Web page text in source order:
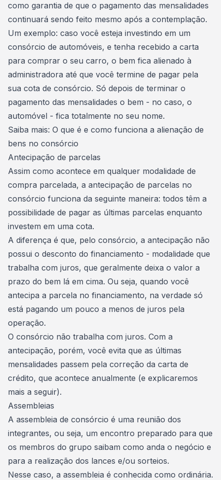
como garantia de que o pagamento das mensalidades
continuará sendo feito mesmo após a contemplação.
Um exemplo: caso você esteja investindo em um
consórcio de automóveis, e tenha recebido a carta
para comprar o seu carro, o bem fica alienado à
administradora até que você termine de pagar pela
sua cota de consórcio. Só depois de terminar o
pagamento das mensalidades o bem - no caso, o
automóvel - fica totalmente no seu nome.
Saiba mais: O que é e como funciona a alienação de
bens no consórcio
Antecipação de parcelas
Assim como acontece em qualquer modalidade de
compra parcelada, a antecipação de parcelas no
consórcio funciona da seguinte maneira: todos têm a
possibilidade de pagar as últimas parcelas enquanto
investem em uma cota.
A diferença é que, pelo consórcio, a antecipação não
possui o desconto do financiamento - modalidade que
trabalha com juros, que geralmente deixa o valor a
prazo do bem lá em cima. Ou seja, quando você
antecipa a parcela no financiamento, na verdade só
está pagando um pouco a menos de juros pela
operação.
O consórcio não trabalha com juros. Com a
antecipação, porém, você evita que as últimas
mensalidades passem pela correção da carta de
crédito, que acontece anualmente (e explicaremos
mais a seguir).
Assembleias
A assembleia de consórcio é uma reunião dos
integrantes, ou seja, um encontro preparado para que
os membros do grupo saibam como anda o negócio e
para a realização dos lances e/ou sorteios.
Nesse caso, a assembleia é conhecida como ordinária.